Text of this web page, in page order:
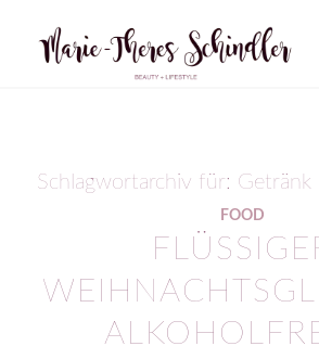
Schlagwortarchiv für: Getränk
FOOD